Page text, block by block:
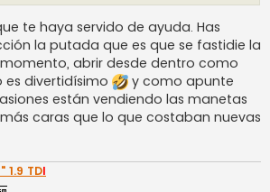
te haya servido de ayuda. Has
la putada que es que se fastidie la
abrir desde dentro como
divertidísimo
y como apunte
están vendiendo las manetas
caras que lo que costaban nuevas
1.9 TDI